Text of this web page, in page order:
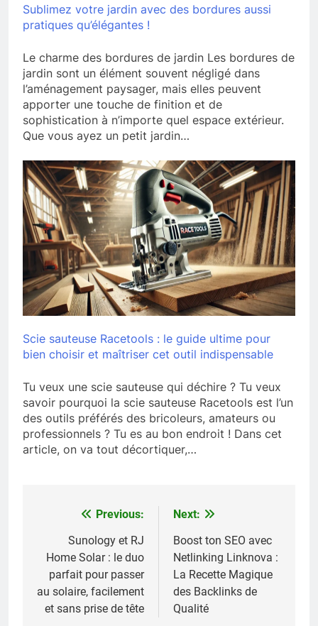
Sublimez votre jardin avec des bordures aussi
pratiques qu’élégantes !
Le charme des bordures de jardin Les bordures de
jardin sont un élément souvent négligé dans
l’aménagement paysager, mais elles peuvent
apporter une touche de finition et de
sophistication à n’importe quel espace extérieur.
Que vous ayez un petit jardin…
Scie sauteuse Racetools : le guide ultime pour
bien choisir et maîtriser cet outil indispensable
Tu veux une scie sauteuse qui déchire ? Tu veux
savoir pourquoi la scie sauteuse Racetools est l’un
des outils préférés des bricoleurs, amateurs ou
professionnels ? Tu es au bon endroit ! Dans cet
article, on va tout décortiquer,…
Navigation
l’article
Previous:
Sunology et RJ
Home Solar : le duo
parfait pour passer
au solaire, facilement
et sans prise de tête
Next:
Boost ton SEO avec
Netlinking Linknova :
La Recette Magique
des Backlinks de
Qualité